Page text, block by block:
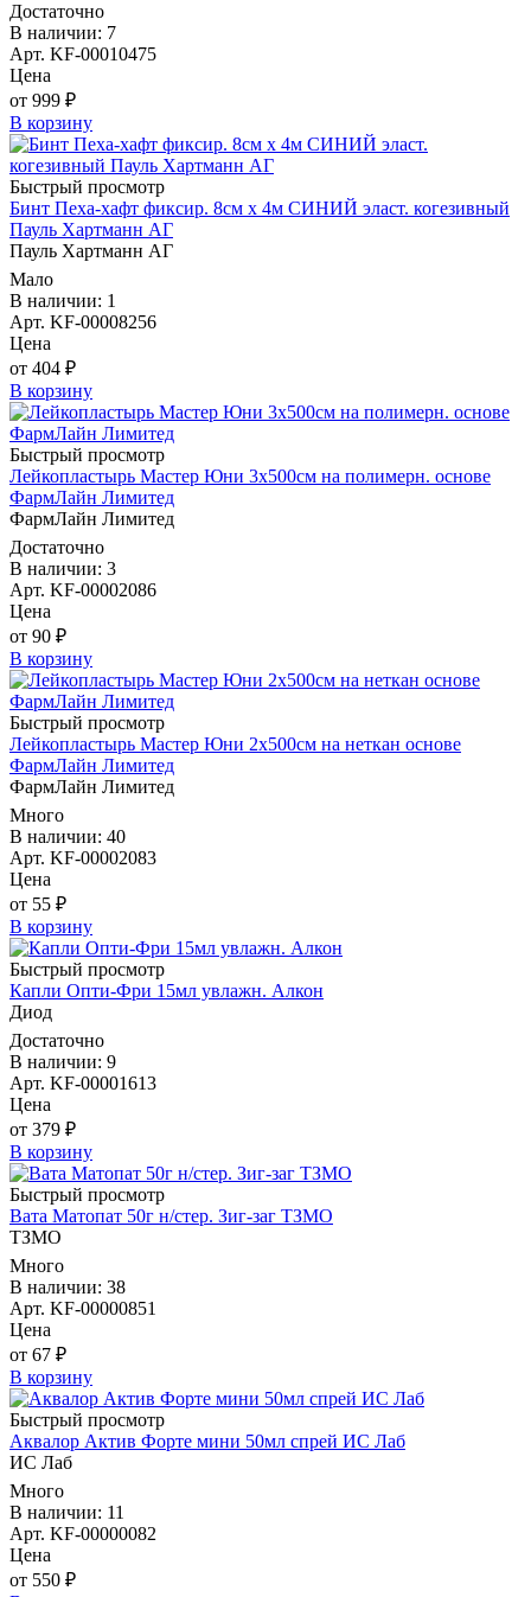
Достаточно
В наличии: 7
Арт. KF-00010475
Цена
от 999 ₽
В корзину
Быстрый просмотр
Бинт Пеха-хафт фиксир. 8см х 4м СИНИЙ эласт. когезивный
Пауль Хартманн AГ
Пауль Хартманн AГ
Мало
В наличии: 1
Арт. KF-00008256
Цена
от 404 ₽
В корзину
Быстрый просмотр
Лейкопластырь Мастер Юни 3х500см на полимерн. основе
ФармЛайн Лимитед
ФармЛайн Лимитед
Достаточно
В наличии: 3
Арт. KF-00002086
Цена
от 90 ₽
В корзину
Быстрый просмотр
Лейкопластырь Мастер Юни 2х500см на неткан основе
ФармЛайн Лимитед
ФармЛайн Лимитед
Много
В наличии: 40
Арт. KF-00002083
Цена
от 55 ₽
В корзину
Быстрый просмотр
Капли Опти-Фри 15мл увлажн. Алкон
Диод
Достаточно
В наличии: 9
Арт. KF-00001613
Цена
от 379 ₽
В корзину
Быстрый просмотр
Вата Матопат 50г н/стер. Зиг-заг ТЗМО
ТЗМО
Много
В наличии: 38
Арт. KF-00000851
Цена
от 67 ₽
В корзину
Быстрый просмотр
Аквалор Актив Форте мини 50мл спрей ИС Лаб
ИС Лаб
Много
В наличии: 11
Арт. KF-00000082
Цена
от 550 ₽